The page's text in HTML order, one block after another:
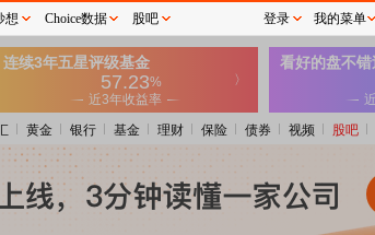
黄金 银行 基金 理财 保险 债券 视频 股吧
想 Choice数据 股吧 登录 我的菜单